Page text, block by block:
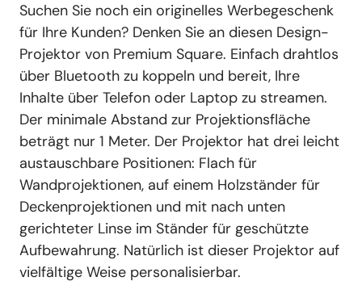
Suchen Sie noch ein originelles Werbegeschenk
für Ihre Kunden? Denken Sie an diesen Design-
Projektor von Premium Square. Einfach drahtlos
über Bluetooth zu koppeln und bereit, Ihre
Inhalte über Telefon oder Laptop zu streamen.
Der minimale Abstand zur Projektionsfläche
beträgt nur 1 Meter. Der Projektor hat drei leicht
austauschbare Positionen: Flach für
Wandprojektionen, auf einem Holzständer für
Deckenprojektionen und mit nach unten
gerichteter Linse im Ständer für geschützte
Aufbewahrung. Natürlich ist dieser Projektor auf
vielfältige Weise personalisierbar.